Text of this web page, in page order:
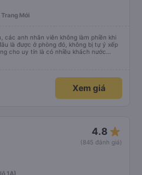
Trang Mới
các anh nhân viên không làm phiền khi
là được ở phòng đó, không bị tự ý xếp
cho uy tín là có nhiều khách nước
Xem giá
4.8 star_rate
(845 đánh giá)
1A)